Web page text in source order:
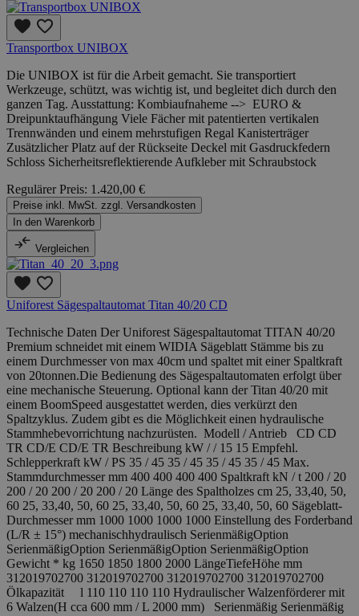
Transportbox UNIBOX
Die UNIBOX ist für die Arbeit gemacht. Sie transportiert
Werkzeuge, schützt, was wichtig ist, und begleitet dich durch den
ganzen Tag. Ausstattung: Kombiaufnaheme --> EURO &
Dreipunktaufhängung Viele Fächer mit patentierten vertikalen
Trennwänden und einem mehrstufigen Regal Kanisterträger
Zusätzlicher Platz auf der Rückseite Deckel mit Gasdruckfedern
Schloss Sicherheitsreflektierende Aufkleber mit Schraubstock
Regulärer Preis: 1.420,00 €
Preise inkl. MwSt. zzgl. Versandkosten
In den Warenkorb
Vergleichen
Uniforest Sägespaltautomat Titan 40/20 CD
Technische Daten Der Uniforest Sägespaltautomat TITAN 40/20
Premium schneidet mit einem WIDIA Sägeblatt Stämme bis zu
einem Durchmesser von max 40cm und spaltet mit einer Spaltkraft
von 20tonnen.Die Bedienung des Sägespaltautomaten erfolgt über
eine mechanische Steuerung. Optional kann der Titan 40/20 mit
einem BoomSpeed ausgestattet werden, dies verkürzt den
Spaltzyklus. Zudem gibt es die Möglichkeit einen hydraulische
Stammhebevorrichtung nachzurüsten. Modell / Antrieb CD CD
TR CD/E CD/E TR Beschreibung kW / / 15 15 Empfehl.
Schlepperkraft kW / PS 35 / 45 35 / 45 35 / 45 35 / 45 Max.
Stammdurchmesser mm 400 400 400 400 Spaltkraft kN / t 200 / 20
200 / 20 200 / 20 200 / 20 Länge des Spaltholzes cm 25, 33,40, 50,
60 25, 33,40, 50, 60 25, 33,40, 50, 60 25, 33,40, 50, 60 Sägeblatt-
Durchmesser mm 1000 1000 1000 1000 Einstellung des Forderband
(L/R ± 15°) mechanischhydraulisch SerienmäßigOption
SerienmäßigOption SerienmäßigOption SerienmäßigOption
Gewicht * kg 1650 1850 1800 2000 LängeTiefeHöhe mm
312019702700 312019702700 312019702700 312019702700
Ölkapazität l 110 110 110 110 Hydraulischer Walzenförderer mit
6 Walzen(H cca 600 mm / L 2000 mm) Serienmäßig Serienmäßig